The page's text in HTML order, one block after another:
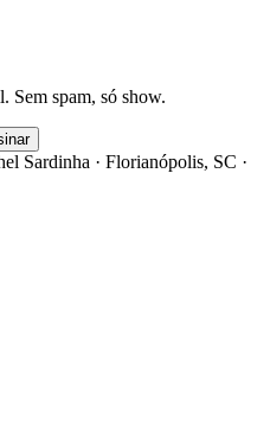
Sem spam, só show.
Sardinha · Florianópolis, SC ·